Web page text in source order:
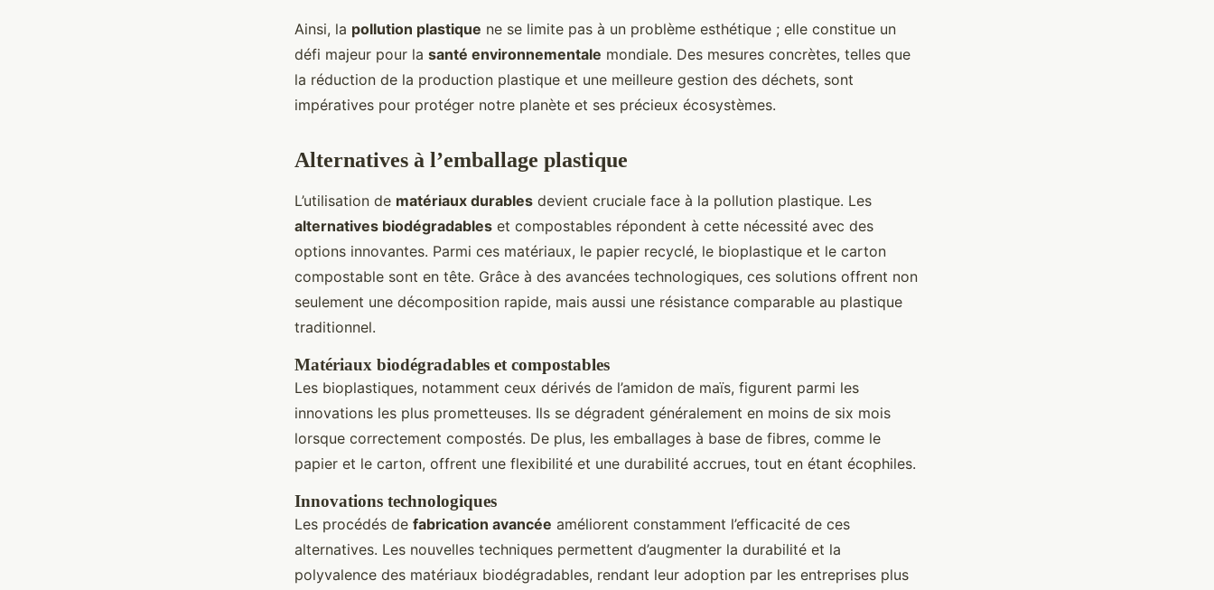
Ainsi, la pollution plastique ne se limite pas à un problème esthétique ; elle constitue un
défi majeur pour la santé environnementale mondiale. Des mesures concrètes, telles que
la réduction de la production plastique et une meilleure gestion des déchets, sont
impératives pour protéger notre planète et ses précieux écosystèmes.
Alternatives à l’emballage plastique
L’utilisation de matériaux durables devient cruciale face à la pollution plastique. Les
alternatives biodégradables et compostables répondent à cette nécessité avec des
options innovantes. Parmi ces matériaux, le papier recyclé, le bioplastique et le carton
compostable sont en tête. Grâce à des avancées technologiques, ces solutions offrent non
seulement une décomposition rapide, mais aussi une résistance comparable au plastique
traditionnel.
Matériaux biodégradables et compostables
Les bioplastiques, notamment ceux dérivés de l’amidon de maïs, figurent parmi les
innovations les plus prometteuses. Ils se dégradent généralement en moins de six mois
lorsque correctement compostés. De plus, les emballages à base de fibres, comme le
papier et le carton, offrent une flexibilité et une durabilité accrues, tout en étant écophiles.
Innovations technologiques
Les procédés de fabrication avancée améliorent constamment l’efficacité de ces
alternatives. Les nouvelles techniques permettent d’augmenter la durabilité et la
polyvalence des matériaux biodégradables, rendant leur adoption par les entreprises plus